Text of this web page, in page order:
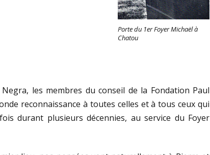
Porte du 1er Foyer Michaël à
Chatou
les membres du conseil de la Fondation Paul
reconnaissance à toutes celles et à tous ceux qui
durant plusieurs décennies, au service du Foyer